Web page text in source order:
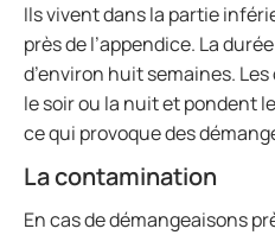
Ils vivent dans la partie
près de l’appendice. La
d’environ huit semaines.
le soir ou la nuit et pondent
ce qui provoque des
La contamination
En cas de démangeaisons